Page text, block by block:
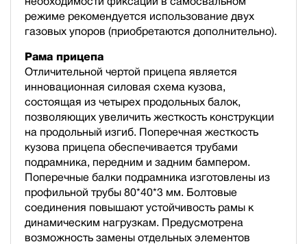
режиме рекомендуется использование двух
газовых упоров (приобретаются дополнительно).
Рама прицепа
Отличительной чертой прицепа является
инновационная силовая схема кузова,
состоящая из четырех продольных балок,
позволяющих увеличить жесткость конструкции
на продольный изгиб. Поперечная жесткость
кузова прицепа обеспечивается трубами
подрамника, передним и задним бампером.
Поперечные балки подрамника изготовлены из
профильной трубы 80*40*3 мм. Болтовые
соединения повышают устойчивость рамы к
динамическим нагрузкам. Предусмотрена
возможность замены отдельных элементов